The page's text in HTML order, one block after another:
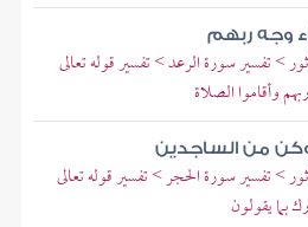
وجه ربهم
> تفسير سورة الرعد > تفسير قوله تعالى
وأقاموا الصلاة
من الساجدين
> تفسير سورة الحجر > تفسير قوله تعالى
بما يقولون